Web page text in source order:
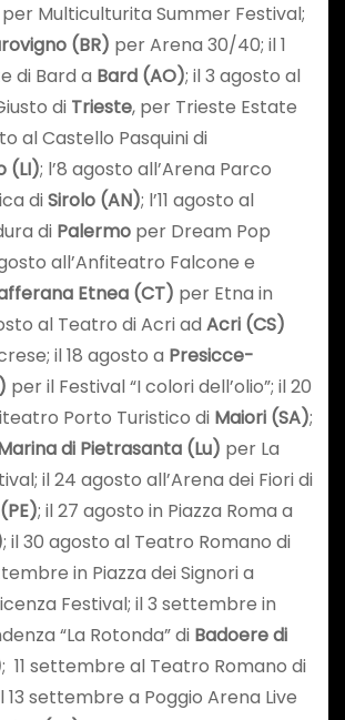
per Multiculturita Summer Festival;
(BR) per Arena 30/40; il 1
di Bard a Bard (AO); il 3 agosto al
di Trieste, per Trieste Estate
al Castello Pasquini di
(LI); l’8 agosto all’Arena Parco
diSirolo (AN); l’11 agosto al
di Palermoper Dream Pop
all’Anfiteatro Falcone e
Etnea (CT) per Etna in
al Teatro di Acri ad Acri (CS)
il 18 agosto a Presicce-
per il Festival “I colori dell’olio”; il 20
Porto Turistico di Maiori (SA);
di Pietrasanta (Lu) per La
il 24 agosto all’Arena dei Fiori di
; il 27 agosto in Piazza Roma a
; il 30 agosto al Teatro Romano di
in Piazza dei Signori a
Festival; il 3 settembre in
“La Rotonda” di Badoere di
; 11 settembre al Teatro Romano di
13 settembre a Poggio Arena Live